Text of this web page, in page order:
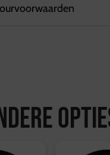
portie van 250 gram.
de vestiging in
met zaterdag tussen